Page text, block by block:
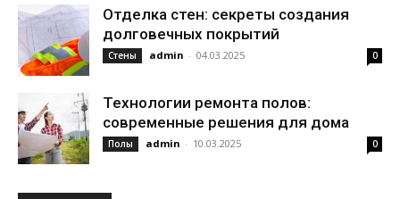
Отделка стен: секреты создания
долговечных покрытий
Стены admin - 04.03.2025 0
Технологии ремонта полов:
современные решения для дома
Полы admin - 10.03.2025 0